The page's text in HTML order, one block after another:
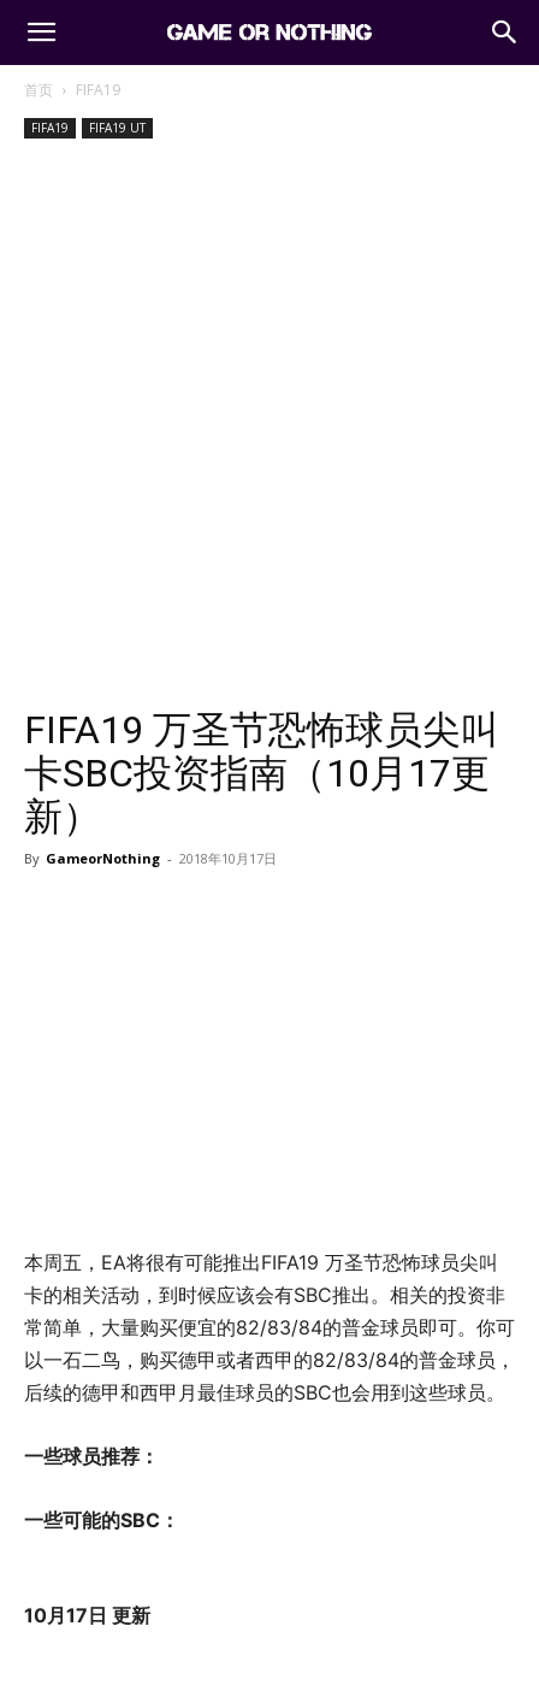
首页 FIFA19
FIFA19 FIFA19 UT
FIFA19 万圣节恐怖球员尖叫
卡SBC投资指南（10月17更
新）
By GameorNothing - 2018年10月17日
本周五，EA将很有可能推出FIFA19 万圣节恐怖球员尖叫
卡的相关活动，到时候应该会有SBC推出。相关的投资非
常简单，大量购买便宜的82/83/84的普金球员即可。你可
以一石二鸟，购买德甲或者西甲的82/83/84的普金球员，
后续的德甲和西甲月最佳球员的SBC也会用到这些球员。
一些球员推荐：
一些可能的SBC：
10月17日 更新